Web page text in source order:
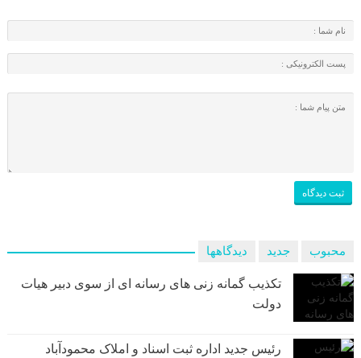
محبوب جدید دیدگاهها
تکذیب گمانه زنی های رسانه ای از سوی دبیر هیات
دولت
رئیس جدید اداره ثبت اسناد و املاک محمودآباد